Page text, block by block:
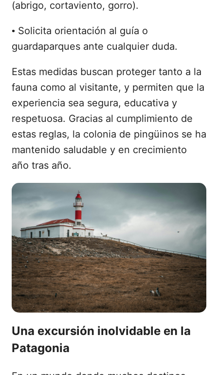
(abrigo, cortaviento, gorro).
•Solicita orientación al guía o
guardaparques ante cualquier duda.
Estas medidas buscan proteger tanto a la
fauna como al visitante, y permiten que la
experiencia sea segura, educativa y
respetuosa. Gracias al cumplimiento de
estas reglas, la colonia de pingüinos se ha
mantenido saludable y en crecimiento
año tras año.
Una excursión inolvidable en la
Patagonia